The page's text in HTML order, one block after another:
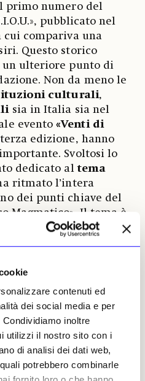
contenuti ed
dei social media e per
inoltre
utilizzi il nostro sito con i
di analisi dei dati web,
potrebbero combinarle
primo numero del
pubblicato nel
cui compariva una
Questo storico
un ulteriore punto di
Non da meno le
culturali,
sia in Italia sia nel
evento«Venti di
edizione, hanno
Svoltosi lo
dedicato altema
ritmato l’intera
dei punti chiave del
Magmatico». Il tema è
filosofi, poeti,
Caveau della
(2019) e «Tapesh-
magmatico»
assoluta
«Latitudine X-2» di
dal vivo del
Roccato